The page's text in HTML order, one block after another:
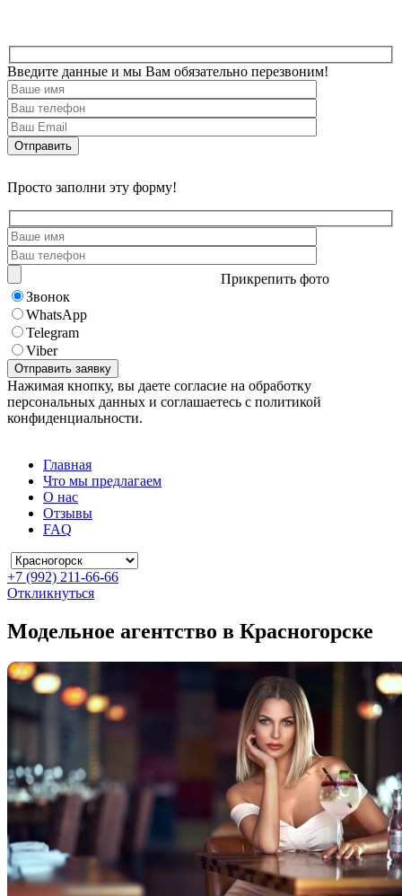
Введите данные и мы Вам обязательно перезвоним!
Просто заполни эту форму!
Прикрепить фото
Звонок
WhatsApp
Telegram
Viber
Нажимая кнопку, вы даете согласие на обработку
персональных данных и соглашаетесь с политикой
конфиденциальности.
Главная
Что мы предлагаем
О нас
Отзывы
FAQ
+7 (992) 211-66-66
Откликнуться
Модельное агентство в Красногорске